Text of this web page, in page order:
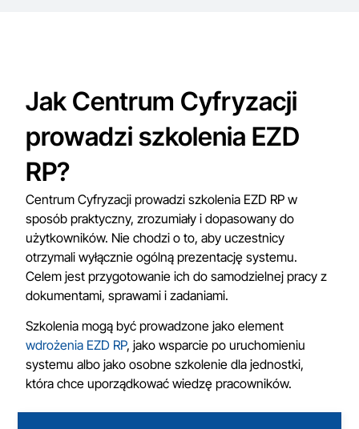
Jak Centrum Cyfryzacji
prowadzi szkolenia EZD
RP?
Centrum Cyfryzacji prowadzi szkolenia EZD RP w
sposób praktyczny, zrozumiały i dopasowany do
użytkowników. Nie chodzi o to, aby uczestnicy
otrzymali wyłącznie ogólną prezentację systemu.
Celem jest przygotowanie ich do samodzielnej pracy z
dokumentami, sprawami i zadaniami.
Szkolenia mogą być prowadzone jako element
wdrożenia EZD RP, jako wsparcie po uruchomieniu
systemu albo jako osobne szkolenie dla jednostki,
która chce uporządkować wiedzę pracowników.